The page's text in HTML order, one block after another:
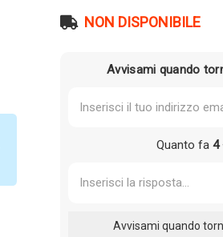
era:
NON DISPONIBILE
Avvisami quando
Quanto fa 4